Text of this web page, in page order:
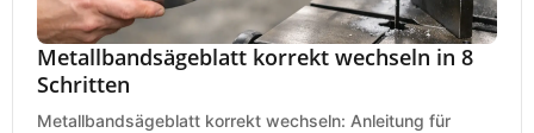
Metallbandsägeblatt korrekt wechseln in 8
Schritten
Metallbandsägeblatt korrekt wechseln: Anleitung für